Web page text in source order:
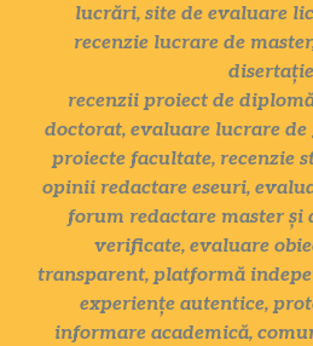
lucrări, site de evaluare
recenzie lucrare de
disertație
recenzii proiect de
doctorat, evaluare lucrare
proiecte facultate, recenzie
opinii redactare eseuri,
forum redactare master și
verificate, evaluare
transparent, platformă
experiențe autentice,
informare academică,